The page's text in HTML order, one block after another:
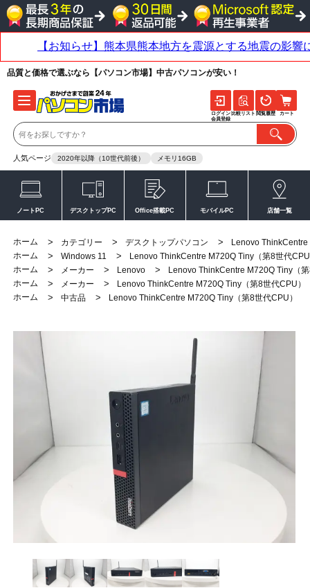
品質と価格で選ぶなら【パソコン市場】中古パソコンが安い！
人気ページ 2020年以降（10世代前後） メモリ16GB
ログイン
会員登録
比較リスト 閲覧履歴 カート
ノートPC デスクトップPC Office搭載PC モバイルPC 店舗一覧
ホーム > カテゴリー > デスクトップパソコン >
Lenovo
ホーム
> Windows 11 >
Lenovo ThinkCentre M720Q Tiny（第8世代
ホーム
> メーカー > Lenovo >
Lenovo ThinkCentre M720Q Tiny（
ホーム
> メーカー >
Lenovo ThinkCentre M720Q Tiny（第8世代CPU）
ホーム
> 中古品 > Lenovo ThinkCentre M720Q Tiny（第8世代CPU）